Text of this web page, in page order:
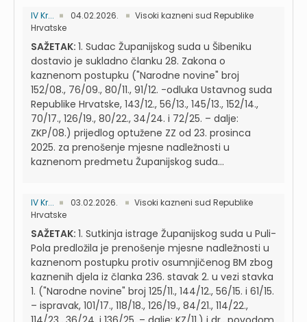
IV Kr... 04.02.2026.
Visoki kazneni sud Republike
Hrvatske
SAŽETAK: 1. Sudac Županijskog suda u Šibeniku
dostavio je sukladno članku 28. Zakona o
kaznenom postupku ("Narodne novine" broj
152/08., 76/09., 80/11., 91/12. -odluka Ustavnog suda
Republike Hrvatske, 143/12., 56/13., 145/13., 152/14.,
70/17., 126/19., 80/22., 34/24. i 72/25. – dalje:
ZKP/08.) prijedlog optužene ZZ od 23. prosinca
2025. za prenošenje mjesne nadležnosti u
kaznenom predmetu Županijskog suda...
IV Kr... 03.02.2026.
Visoki kazneni sud Republike
Hrvatske
SAŽETAK: 1. Sutkinja istrage Županijskog suda u Puli-
Pola predložila je prenošenje mjesne nadležnosti u
kaznenom postupku protiv osumnjičenog BM zbog
kaznenih djela iz članka 236. stavak 2. u vezi stavka
1. ("Narodne novine" broj 125/11., 144/12., 56/15. i 61/15.
– ispravak, 101/17., 118/18., 126/19., 84/21., 114/22.,